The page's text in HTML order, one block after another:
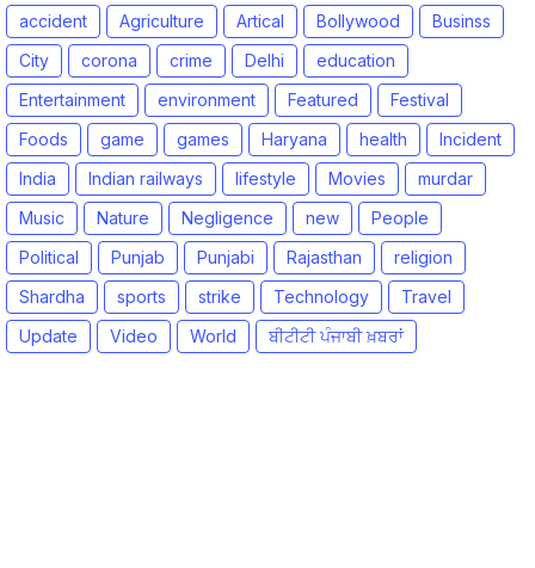
accident Agriculture Artical Bollywood
Businss
City
corona crime Delhi
education
Entertainment
environment Featured
Festival
Foods
game games Haryana health
Incident
India
Indian railways lifestyle Movies
murdar
Music
Nature Negligence new
People
Political
Punjab Punjabi Rajasthan
religion
Shardha
sports strike Technology
Travel
Update
Video World ਬੀਟੀਟੀ ਪੰਜਾਬੀ ਖ਼ਬਰਾਂ